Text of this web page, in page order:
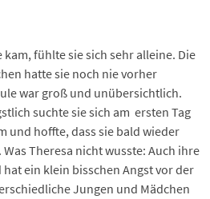
kam, fühlte sie sich sehr alleine. Die
hatte sie noch nie vorher
war groß und unübersichtlich.
suchte sie sich am ersten Tag
und hoffte, dass sie bald wieder
Theresa nicht wusste: Auch ihre
ein klein bisschen Angst vor der
Jungen und Mädchen